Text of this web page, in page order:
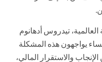
تيدروس أدهانوم
يواجهون هذه المشكلة
والاستقرار المالي،